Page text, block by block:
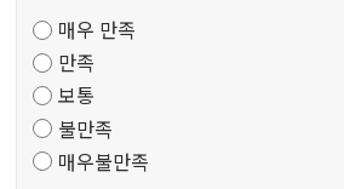
도
조
사
매우 만족
만족
보통
불만족
매우불만족